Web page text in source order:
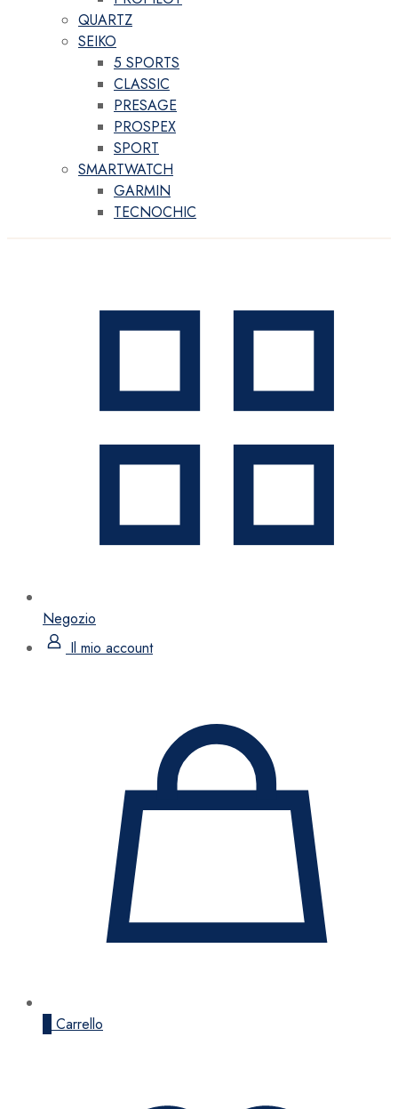
QUARTZ
SEIKO
5 SPORTS
CLASSIC
PRESAGE
PROSPEX
SPORT
SMARTWATCH
GARMIN
TECNOCHIC
Negozio
Il mio account
Carrello